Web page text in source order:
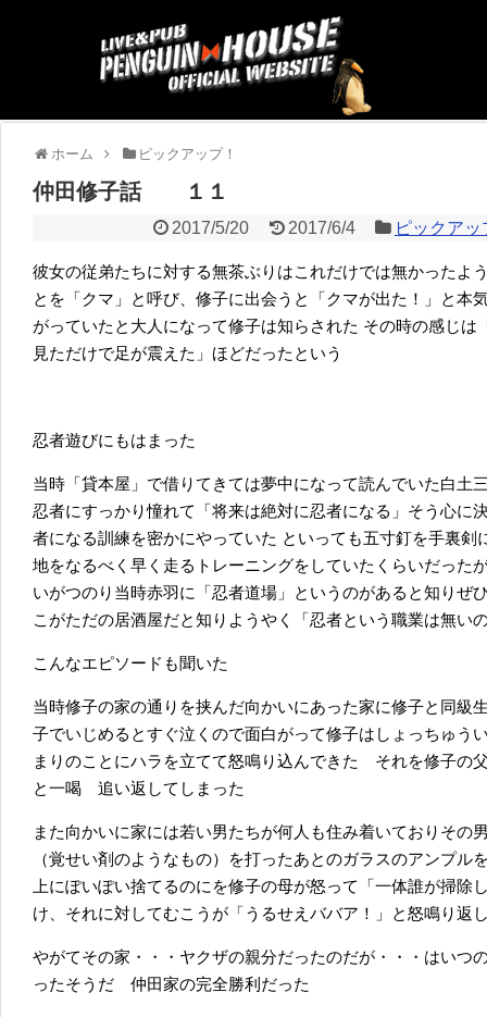
ホーム ピックアップ！
仲田修子話 １１
2017/5/20 2017/6/4 ピックアッ
彼女の従弟たちに対する無茶ぶりはこれだけでは無かったよ
とを「クマ」と呼び、修子に出会うと「クマが出た！」と本
がっていたと大人になって修子は知らされた その時の感じは
見ただけで足が震えた」ほどだったという
忍者遊びにもはまった
当時「貸本屋」で借りてきては夢中になって読んでいた白土
忍者にすっかり憧れて「将来は絶対に忍者になる」そう心に
者になる訓練を密かにやっていた といっても五寸釘を手裏
地をなるべく早く走るトレーニングをしていたくらいだった
いがつのり当時赤羽に「忍者道場」というのがあると知りぜ
こがただの居酒屋だと知りようやく「忍者という職業は無い
こんなエピソードも聞いた
当時修子の家の通りを挟んだ向かいにあった家に修子と同
子でいじめるとすぐ泣くので面白がって修子はしょっちゅ
まりのことにハラを立てて怒鳴り込んできた それを修子の
と一喝 追い返してしまった
また向かいに家には若い男たちが何人も住み着いておりその
（覚せい剤のようなもの）を打ったあとのガラスのアンプル
上にぽいぽい捨てるのにを修子の母が怒って「一体誰が掃除
け、それに対してむこうが「うるせえババア！」と怒鳴り返
やがてその家・・・ヤクザの親分だったのだが・・・はいつ
ったそうだ 仲田家の完全勝利だった